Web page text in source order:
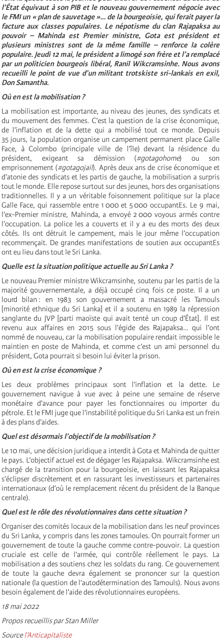
l’État équivaut à son PIB et le nouveau gouvernement négocie avec
le FMI un « plan de sauvetage »… de la bourgeoisie, qui ferait payer la
facture aux classes populaires. Le népotisme du clan Rajapaksa au
pouvoir – Mahinda est Premier ministre, Gota est président et
plusieurs ministres sont de la même famille – renforce la colère
populaire. Jeudi 12 mai, le président a limogé son frère et l’a remplacé
par un politicien bourgeois libéral, Ranil Wikcramsinhe. Nous avons
recueilli le point de vue d’un militant trotskiste sri-lankais en exil,
Don Samantha.
Où en est la mobilisation ?
La mobilisation est importante, au niveau des jeunes, des syndicats et
du mouvement des femmes. C’est la question de la crise économique,
de l’inflation et de la dette qui a mobilisé tout ce monde. Depuis
35 jours, la population organise un campement permanent place Galle
Face, à Colombo (principale ville de l’île) devant la résidence du
président, exigeant sa démission (#gotagohome) ou son
emprisonnement (#gotagojail). Après deux ans de crise économique et
d’atonie des syndicats et les partis de gauche, la mobilisation a surpris
tout le monde. Elle repose surtout sur des jeunes, hors des organisations
traditionnelles. Il y a un véritable foisonnement politique sur la place
Galle Face, qui rassemble entre 1 000 et 5 000 occupantEs. Le 9 mai,
l’ex-Premier ministre, Mahinda, a envoyé 2 000 voyous armés contre
l’occupation. La police les a couverts et il y a eu des morts des deux
côtés. Ils ont détruit le campement, mais le jour même l’occupation
recommençait. De grandes manifestations de soutien aux occupantEs
ont eu lieu dans tout le Sri Lanka.
Quelle est la situation politique actuelle au Sri Lanka ?
Le nouveau Premier ministre Wikcramsinhe, soutenu par les partis de la
majorité gouvernementale, a déjà occupé cinq fois ce poste. Il a un
lourd bilan : en 1983 son gouvernement a massacré les Tamouls
[minorité ethnique du Sri Lanka] et il a soutenu en 1989 la répression
sanglante du JVP [parti maoïste qui avait tenté un coup d’État]. Il est
revenu aux affaires en 2015 sous l’égide des Rajapaksa… qui l’ont
nommé de nouveau, car la mobilisation populaire rendait impossible le
maintien en poste de Mahinda, et comme c’est un ami personnel du
président, Gota pourrait si besoin lui éviter la prison.
Où en est la crise économique ?
Les deux problèmes principaux sont l’inflation et la dette. Le
gouvernement navigue à vue avec à peine une semaine de réserve
monétaire d’avance pour payer les fonctionnaires ou importer du
pétrole. Et le FMI juge que l’instabilité politique du Sri Lanka est un frein
à des plans d’aides.
Quel est désormais l’objectif de la mobilisation ?
Le 10 mai, une décision juridique a interdit à Gota et Mahinda de quitter
le pays. L’objectif actuel est de dégager les Rajapaksa. Wikcramsinhe est
chargé de la transition pour la bourgeoisie, en laissant les Rajapaksa
s’éclipser discrètement et en rassurant les investisseurs et partenaires
internationaux (d’où le remplacement récent du président de la Banque
centrale).
Quel est le rôle des révolutionnaires dans cette situation ?
Organiser des comités locaux de la mobilisation dans les neuf provinces
du Sri Lanka, y compris dans les zones tamoules. On pourrait former un
gouvernement de toute la gauche comme contre-pouvoir. La question
cruciale est celle de l’armée, qui contrôle réellement le pays. La
mobilisation a des soutiens chez les soldats du rang. Ce gouvernement
de toute la gauche devra également se prononcer sur la question
nationale (la question de l’autodétermination des Tamouls). Nous avons
besoin également de l’aide des révolutionnaires européens.
18 mai 2022
Propos recueillis par Stan Miller
Sourcel'Anticapitaliste